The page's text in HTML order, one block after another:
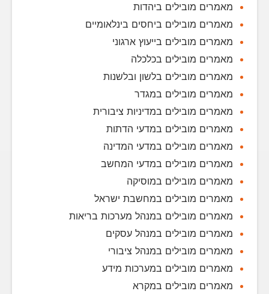
מאמרים מובילים ביהדות
מאמרים מובילים ביחסים בינלאומיים
מאמרים מובילים בייעוץ ארגוני
מאמרים מובילים בכלכלה
מאמרים מובילים בלשון ובלשנות
מאמרים מובילים במגדר
מאמרים מובילים במדיניות ציבורית
מאמרים מובילים במדעי הדתות
מאמרים מובילים במדעי המדינה
מאמרים מובילים במדעי המחשב
מאמרים מובילים במוסיקה
מאמרים מובילים במחשבת ישראל
מאמרים מובילים במנהל מערכות בריאות
מאמרים מובילים במנהל עסקים
מאמרים מובילים במנהל ציבורי
מאמרים מובילים במערכות מידע
מאמרים מובילים במקרא